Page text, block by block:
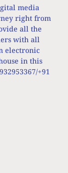
media
right from
all the
with all
electronic
in this
+91